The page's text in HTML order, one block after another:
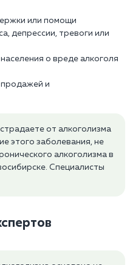
или помощи
депрессии, тревоги или
о вреде алкоголя
продажей и
от алкоголизма
этого заболевания, не
алкоголизма в
Специалисты